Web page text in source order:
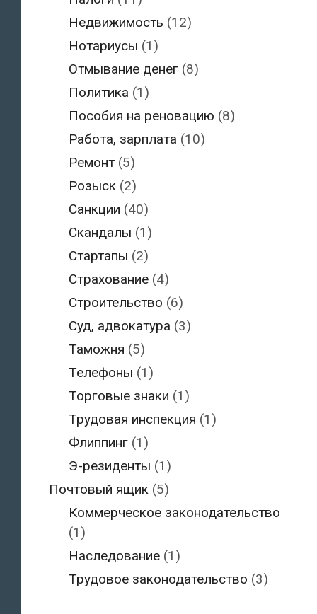
Недвижимость (12)
Нотариусы (1)
Отмывание денег (8)
Политика (1)
Пособия на реновацию (8)
Работа, зарплата (10)
Ремонт (5)
Розыск (2)
Санкции (40)
Скандалы (1)
Стартапы (2)
Страхование (4)
Строительство (6)
Суд, адвокатура (3)
Таможня (5)
Телефоны (1)
Торговые знаки (1)
Трудовая инспекция (1)
Флиппинг (1)
Э-резиденты (1)
Почтовый ящик (5)
Коммерческое законодательство
(1)
Наследование (1)
Трудовое законодательство (3)